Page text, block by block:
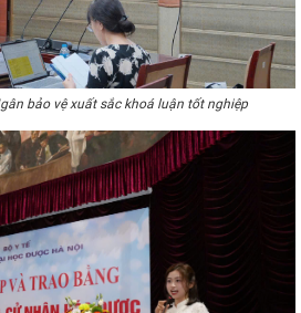
bảo vệ xuất sắc khoá luận tốt nghiệp